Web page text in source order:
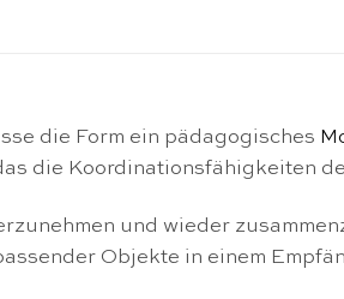
die Form ein pädagogisches
die Koordinationsfähigkeiten
und wieder
Objekte in einem